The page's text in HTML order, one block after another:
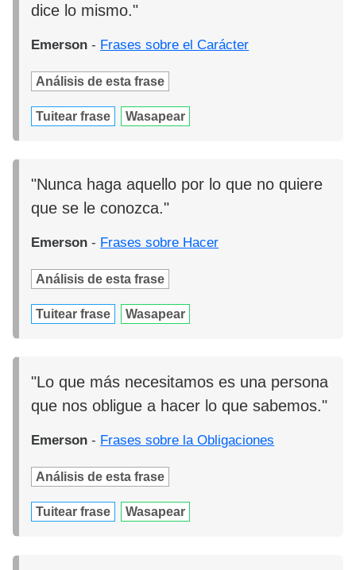
dice lo mismo."
Emerson - Frases sobre el Carácter
Análisis de esta frase
Tuitear frase Wasapear
"Nunca haga aquello por lo que no quiere
que se le conozca."
Emerson - Frases sobre Hacer
Análisis de esta frase
Tuitear frase Wasapear
"Lo que más necesitamos es una persona
que nos obligue a hacer lo que sabemos."
Emerson - Frases sobre la Obligaciones
Análisis de esta frase
Tuitear frase Wasapear